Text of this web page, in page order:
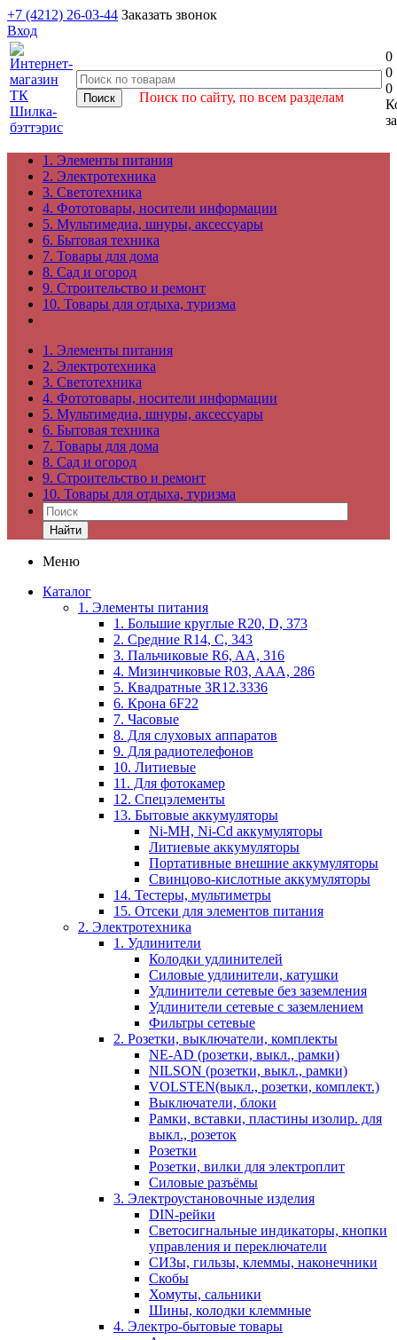
+7 (4212) 26-03-44 Заказать звонок
Вход
Поиск по сайту, по всем разделам
0
0
0
1. Элементы питания
2. Электротехника
3. Светотехника
4. Фототовары, носители информации
5. Мультимедиа, шнуры, аксессуары
6. Бытовая техника
7. Товары для дома
8. Сад и огород
9. Строительство и ремонт
10. Товары для отдыха, туризма
1. Элементы питания
2. Электротехника
3. Светотехника
4. Фототовары, носители информации
5. Мультимедиа, шнуры, аксессуары
6. Бытовая техника
7. Товары для дома
8. Сад и огород
9. Строительство и ремонт
10. Товары для отдыха, туризма
Найти
Меню
Каталог
1. Элементы питания
1. Большие круглые R20, D, 373
2. Средние R14, C, 343
3. Пальчиковые R6, AA, 316
4. Мизинчиковые R03, AAA, 286
5. Квадратные 3R12.3336
6. Крона 6F22
7. Часовые
8. Для слуховых аппаратов
9. Для радиотелефонов
10. Литиевые
11. Для фотокамер
12. Спецэлементы
13. Бытовые аккумуляторы
Ni-MH, Ni-Cd аккумуляторы
Литиевые аккумуляторы
Портативные внешние аккумуляторы
Свинцово-кислотные аккумуляторы
14. Тестеры, мультиметры
15. Отсеки для элементов питания
2. Электротехника
1. Удлинители
Колодки удлинителей
Силовые удлинители, катушки
Удлинители сетевые без заземления
Удлинители сетевые с заземлением
Фильтры сетевые
2. Розетки, выключатели, комплекты
NE-AD (розетки, выкл., рамки)
NILSON (розетки, выкл., рамки)
VOLSTEN(выкл., розетки, комплект.)
Выключатели, блоки
Рамки, вставки, пластины изолир. для
выкл., розеток
Розетки
Розетки, вилки для электроплит
Силовые разъёмы
3. Электроустановочные изделия
DIN-рейки
Светосигнальные индикаторы, кнопки
управления и переключатели
СИЗы, гильзы, клеммы, наконечники
Скобы
Хомуты, сальники
Шины, колодки клеммные
4. Электро-бытовые товары